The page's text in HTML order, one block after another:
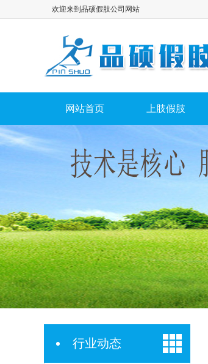
欢迎来到品硕假肢公司网站
网站首页 上肢假肢
行业动态